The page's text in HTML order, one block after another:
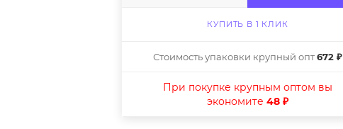
КУПИТЬ В 1 КЛИК
Стоимость упаковки крупный опт672 ₽
При покупке крупным оптом вы
экономите 48 ₽